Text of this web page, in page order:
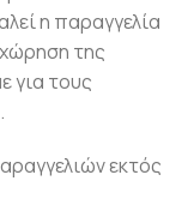
η παραγγελία
της
για τους
εκτός